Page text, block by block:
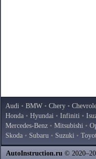
Audi • BMW • Chery •
Honda • Hyundai • Infiniti •
Mercedes-Benz • Mitsubishi •
Skoda • Subaru • Suzuki •
AutoInstruction.ru ©